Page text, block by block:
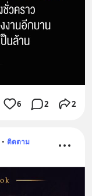
6 2 2
• ติดตาม